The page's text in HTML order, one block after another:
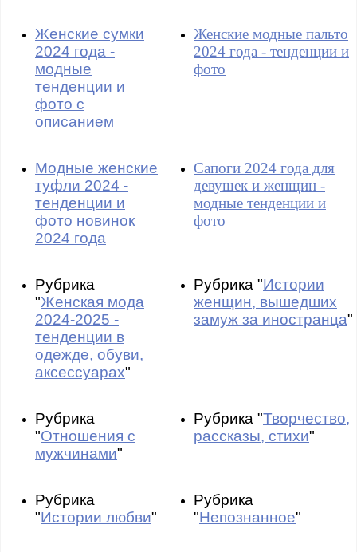
Женские сумки
2024 года -
модные
тенденции и
фото с
описанием
Женские модные пальто
2024 года - тенденции и
фото
Модные женские
туфли 2024 -
тенденции и
фото новинок
2024 года
Сапоги 2024 года для
девушек и женщин -
модные тенденции и
фото
Рубрика
"Женская мода
2024-2025 -
тенденции в
одежде, обуви,
аксессуарах"
Рубрика "Истории
женщин, вышедших
замуж за иностранца"
Рубрика
"Отношения с
мужчинами"
Рубрика "Творчество,
рассказы, стихи"
Рубрика
"Истории любви"
Рубрика
"Непознанное"